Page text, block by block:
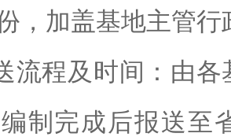
，加盖基地主管行
程及时间：由各
制完成后报送至